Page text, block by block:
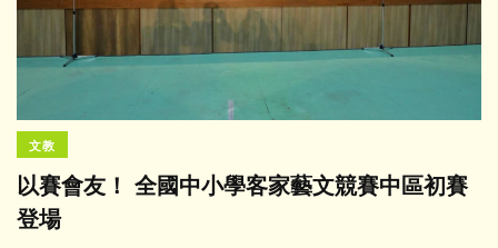
文教
以賽會友！ 全國中小學客家藝文競賽中區初賽
登場